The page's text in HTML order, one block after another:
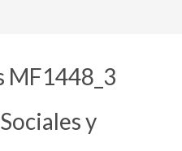
MF1448_3
y